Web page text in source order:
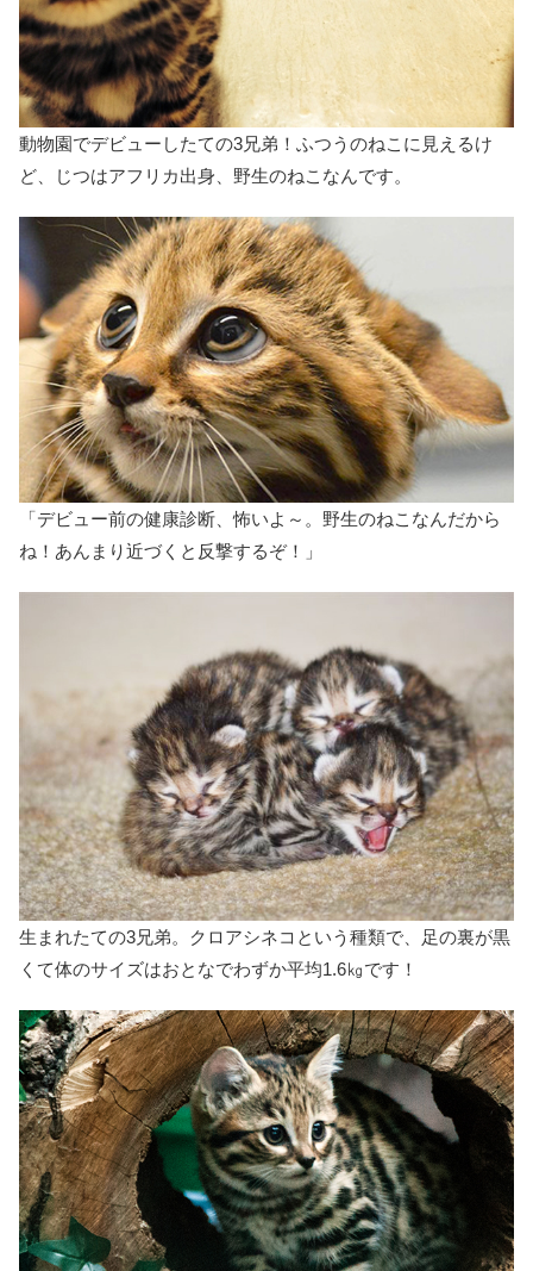
動物園でデビューしたての3兄弟！ふつうのねこに見えるけ
ど、じつはアフリカ出身、野生のねこなんです。
「デビュー前の健康診断、怖いよ～。野生のねこなんだから
ね！あんまり近づくと反撃するぞ！」
生まれたての3兄弟。クロアシネコという種類で、足の裏が黒
くて体のサイズはおとなでわずか平均1.6㎏です！